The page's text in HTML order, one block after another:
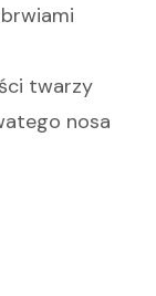
twarzy
nosa